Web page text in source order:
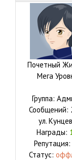
Почетный
Мега
Группа:
Сообщений:
ул.
Награды:
Репутация:
Статус: